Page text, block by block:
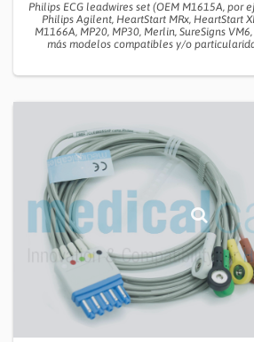
Philips ECG leadwires set (OEM M1615A, por
Philips Agilent, HeartStart MRx, HeartStart
M1166A, MP20, MP30, Merlin, SureSigns
más modelos compatibles y/o